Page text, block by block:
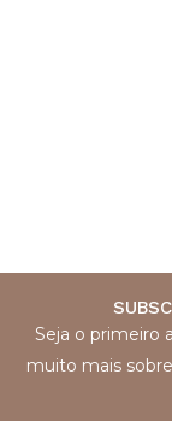
Seja o primeiro
muito mais